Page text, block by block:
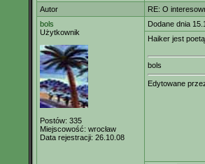
Autor
RE: O
bols
Użytkownik
Postów: 335
Miejscowość: wrocław
Data rejestracji: 26.10.08
Dodane dnia
Haiker jest
bols
Edytowane